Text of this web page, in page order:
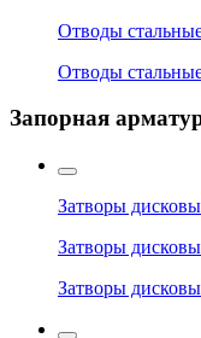
Отводы
Отводы
Запорная
Затворы
Затворы
Затворы